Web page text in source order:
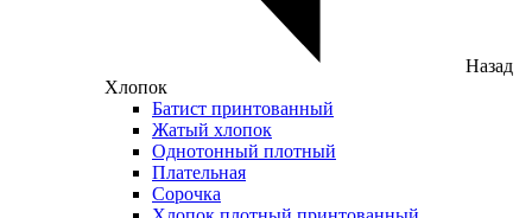
Назад
Хлопок
Батист принтованный
Жатый хлопок
Однотонный плотный
Плательная
Сорочка